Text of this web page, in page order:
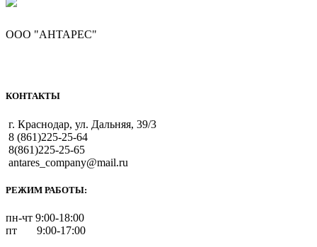
ООО "АНТАРЕС"
КОНТАКТЫ
г. Краснодар, ул. Дальняя, 39/3
8 (861)225-25-64
8(861)225-25-65
antares_company@mail.ru
РЕЖИМ РАБОТЫ:
пн-чт 9:00-18:00
пт 9:00-17:00